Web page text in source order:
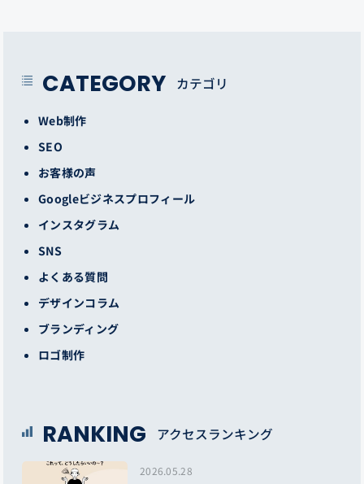
CATEGORY カテゴリ
Web制作
SEO
お客様の声
Googleビジネスプロフィール
インスタグラム
SNS
よくある質問
デザインコラム
ブランディング
ロゴ制作
RANKING アクセスランキング
2026.05.28